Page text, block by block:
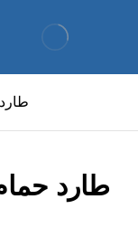
طارد